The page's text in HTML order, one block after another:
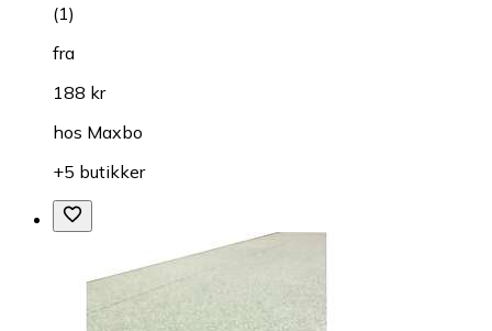
(1)
fra
188 kr
hos Maxbo
+5 butikker